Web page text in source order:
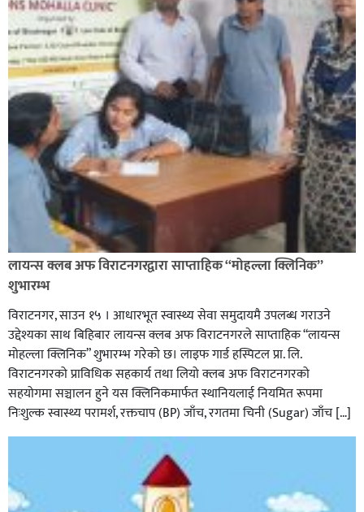
लायन्स क्लब अफ विराटनगरद्वारा साप्ताहिक “मोहल्ला क्लिनिक”
शुभारम्भ
विराटनगर, साउन १५ । आधारभूत स्वास्थ्य सेवा समुदायमै उपलब्ध गराउने
उद्देश्यका साथ बिहिबार लायन्स क्लब अफ विराटनगरले साप्ताहिक “लायन्स
मोहल्ला क्लिनिक” शुभारम्भ गरेकाे छ। लाइफ गार्ड हस्पिटल प्रा. लि.
विराटनगरको प्राविधिक सहकार्य तथा लियो क्लब अफ विराटनगरको
सहयोगमा सञ्चालन हुने यस क्लिनिकमार्फत स्थानियलाई नियमित रूपमा
निःशुल्क स्वास्थ्य परामर्श, रक्तचाप (BP) जाँच, रगतमा चिनी (Sugar) जाँच […]